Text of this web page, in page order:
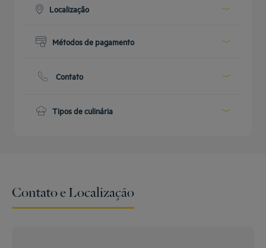
06:00 - 10:00
Localização
Métodos de pagamento
Cartão de Crédito
Contato
E-mail :gtaw.reservas@goldentulip.com.br
Tipos de culinária
Contato e Localização